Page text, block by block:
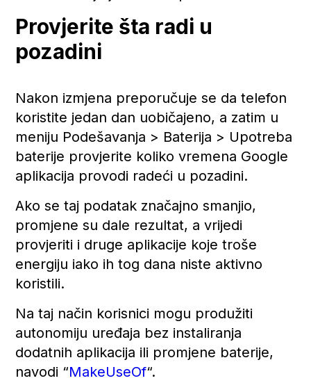
Provjerite šta radi u
pozadini
Nakon izmjena preporučuje se da telefon
koristite jedan dan uobičajeno, a zatim u
meniju Podešavanja > Baterija > Upotreba
baterije provjerite koliko vremena Google
aplikacija provodi radeći u pozadini.
Ako se taj podatak značajno smanjio,
promjene su dale rezultat, a vrijedi
provjeriti i druge aplikacije koje troše
energiju iako ih tog dana niste aktivno
koristili.
Na taj način korisnici mogu produžiti
autonomiju uređaja bez instaliranja
dodatnih aplikacija ili promjene baterije,
navodi “MakeUseOf“.